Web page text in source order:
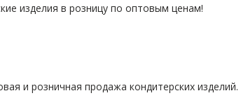
изделия в розницу по оптовым ценам!
и розничная продажа кондитерских изделий.